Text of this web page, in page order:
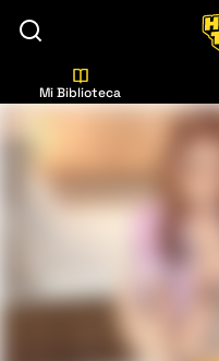
Mi Biblioteca